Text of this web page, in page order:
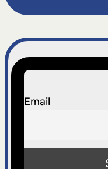
t
r
a
Email